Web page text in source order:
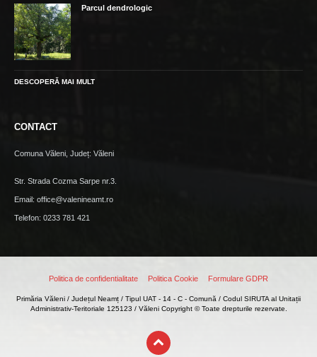
Parcul dendrologic
DESCOPERĂ MAI MULT
CONTACT
Comuna Văleni, Județ: Văleni
Str. Strada Cozma Sarpe nr.3.
Email: office@valenineamt.ro
Telefon: 0233 781 421
Politica de confidentialitate Politica Cookie Formulare GDPR
Primăria Văleni / Județul Neamț / Tipul UAT - 14 - C - Comună / Codul SIRUTA al Unitații
Administrativ-Teritoriale 125123 / Văleni Copyright © Toate drepturile rezervate.